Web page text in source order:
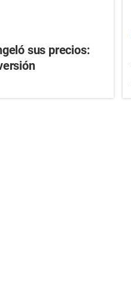
sus precios: